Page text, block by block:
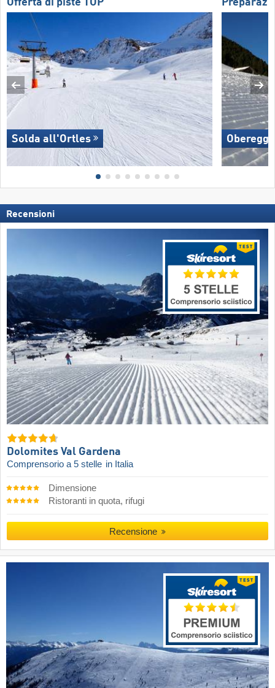
Offerta di piste TOP
Solda all'Ortles
Recensioni
Dolomites Val Gardena
Comprensorio a 5 stelle in Italia
Dimensione
Ristoranti in quota, rifugi
Recensione